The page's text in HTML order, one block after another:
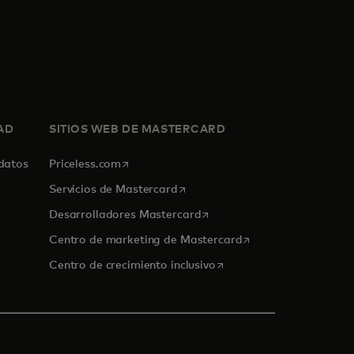
SITIOS WEB DE MASTERCARD
Priceless.com se abre en una pestaña nueva
Servicios de Mastercardse abre en una pestaña nueva
Desarrolladores Mastercardse abre en una pestaña
Centro de marketing de Mastercardse abre en una
Centro de crecimiento inclusivose abre en una pestaña